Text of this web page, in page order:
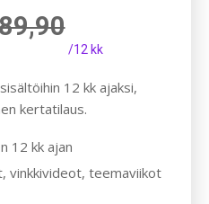
/12 kk
12 kk ajaksi,
kertatilaus.
12 kk ajan
vinkkivideot, teemaviikot